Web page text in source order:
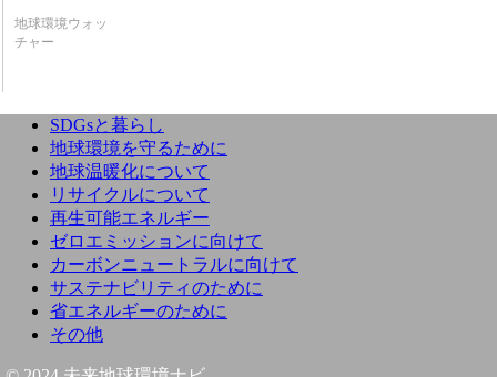
地球環境ウォッ
チャー
SDGsと暮らし
地球環境を守るために
地球温暖化について
リサイクルについて
再生可能エネルギー
ゼロエミッションに向けて
カーボンニュートラルに向けて
サステナビリティのために
省エネルギーのために
その他